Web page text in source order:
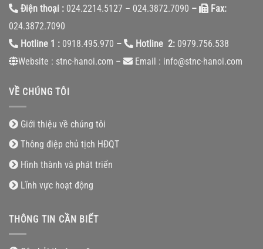
Điện thoại : 024.2214.5127 – 024.3872.7090 –
Fax:
024.3872.7090
Hotline 1 : 0918.495.970 – Hotline 2: 0979.756.538
Website : stnc-hanoi.com –
Email : info@stnc-hanoi.com
VỀ CHÚNG TÔI
Giới thiệu về chúng tôi
Thông điệp chủ tịch HĐQT
Hình thành và phát triển
Lĩnh vực hoạt động
THÔNG TIN CẦN BIẾT